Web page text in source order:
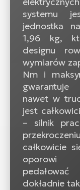
systemu
jednostka
1,96 kg,
designu
wymiarów
Nm i
gwarantuje
nawet w
jest
– silnik
całkowicie
oporowi
dokładnie